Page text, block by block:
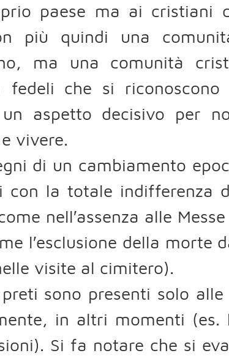
paese ma ai cristiani
più quindi una
ma una comunità
fedeli che si
aspetto decisivo per
vivere.
di un cambiamento
con la totale indifferenza
nell′assenza alle
l′esclusione della morte
visite al cimitero).
sono presenti solo
in altri momenti (es.
Si fa notare che si